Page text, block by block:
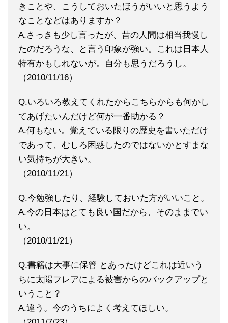
きことや、こうしておいたほうがいいと思うよう
なことなどはありますか？
A.さっきも少し言ったが、昔の人間は相当我慢し
たのだろうな、と言う印象が強い。これは日本人
特有かもしれないが。自分も思うだろうし。
（2010/11/16）
Q.いろいろ教えてくれたからこちらからも何かし
てあげたいんだけど何が一番助かる？
A.何もない。覚えている限りの歴史を書いただけ
であって、むしろ困惑したのではないかとすまな
い気持ちが大きい。
（2010/11/21）
Q.今勉強したり、経験しておいた方がいいこと。
A.今の日本はとても良い国だから、そのままでい
い。
（2010/11/21）
Q.書籍は大事に保管 とあったけどこれは近いう
ちに太陽フレアによる被害からのバックアップと
いうこと？
A.違う。今のうちによく考えてほしい。